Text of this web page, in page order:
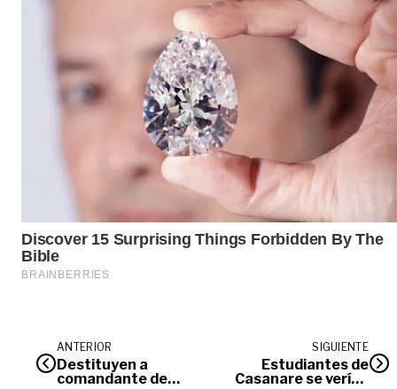
ANTERIOR
Destituyen a
comandante de
SIGUIENTE
Estudiantes de
Casanare se verían